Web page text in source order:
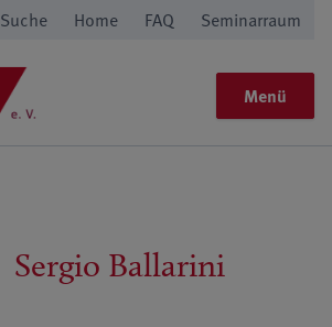
Suche Home FAQ Seminarraum
Menü
Sergio Ballarini